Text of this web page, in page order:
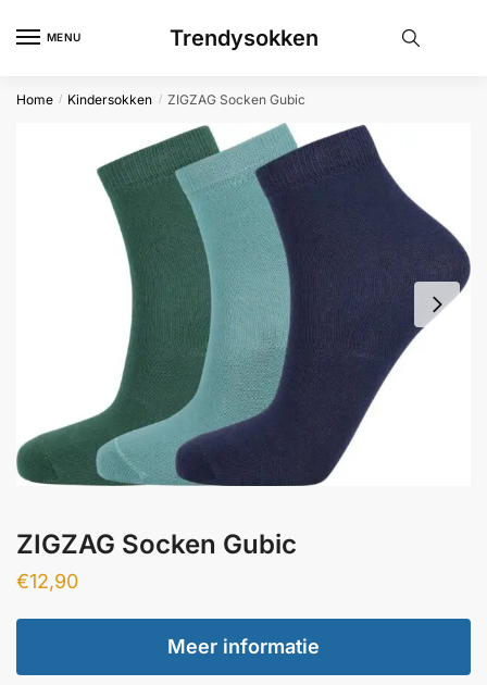
MENU Trendysokken
Home / Kindersokken / ZIGZAG Socken Gubic
ZIGZAG Socken Gubic
€12,90
Meer informatie